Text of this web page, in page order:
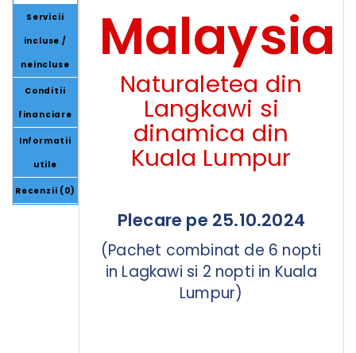
Servicii
incluse /
neincluse
Conditii
financiare
Informatii
utile
Recenzii (0)
Malaysia
Naturaletea din
Langkawi si
dinamica din
Kuala Lumpur
Plecare pe 25.10.2024
(Pachet combinat de 6 nopti
in Lagkawi si 2 nopti in Kuala
Lumpur)